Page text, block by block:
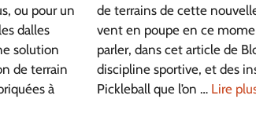
ou pour un
dalles
solution
de terrain
à
de terrains de cette
vent en poupe en ce
parler, dans cet article de
discipline sportive, et des
Pickleball que l’on … Lire